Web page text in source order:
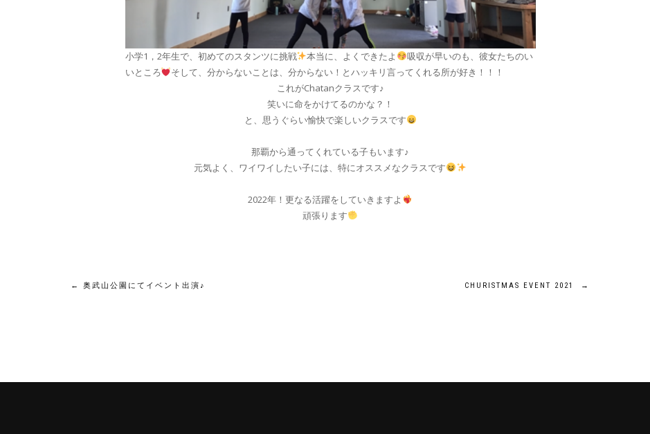
小学1，2年生で、初めてのスタンツに挑戦 本当に、よくできたよ
吸収が早いのも、彼女たちのい
いところ
そして、分からないことは、分からない！とハッキリ言ってくれる所が好き！！！
これがChatanクラスです♪
笑いに命をかけてるのかな？！
と、思うぐらい愉快で楽しいクラスです
那覇から通ってくれている子もいます♪
元気よく、ワイワイしたい子には、特にオススメなクラスです
2022年！更なる活躍をしていきますよ
頑張ります
投
ビ
← 奥武山公園にてイベント出演♪ CHURISTMAS EVENT 2021 →